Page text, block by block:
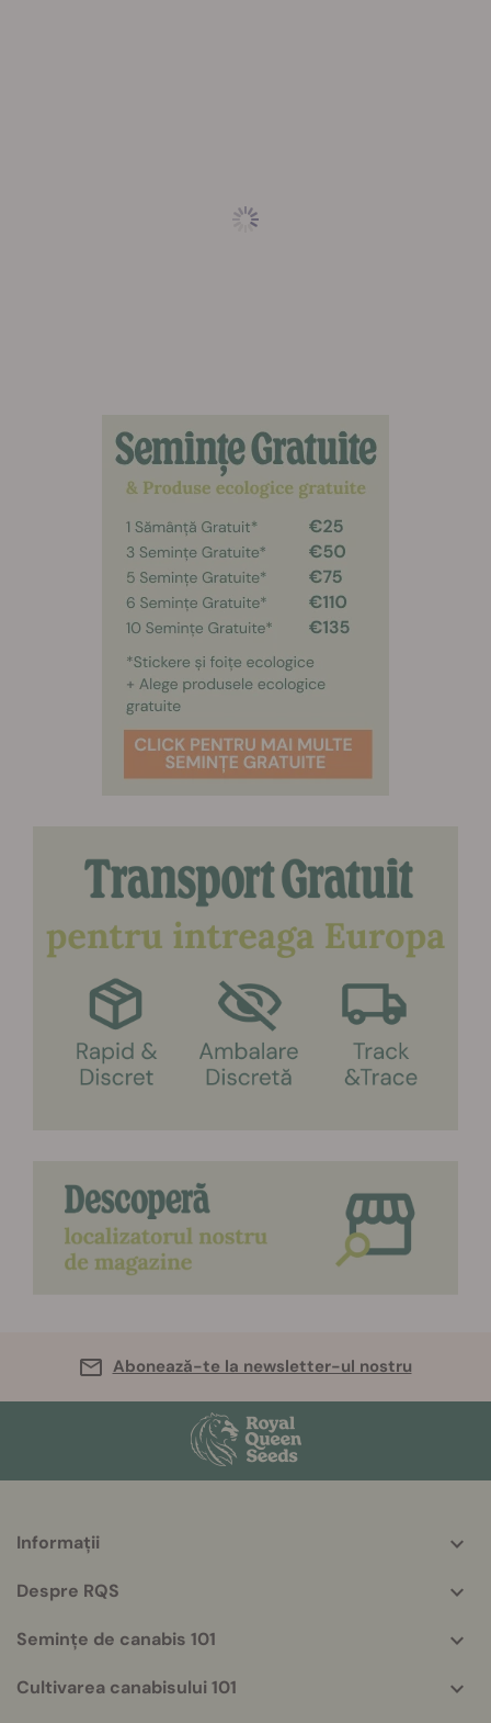
Abonează-te la newsletter-ul nostru
info
Informații
Despre RQS
Semințe de canabis 101
Cultivarea canabisului 101